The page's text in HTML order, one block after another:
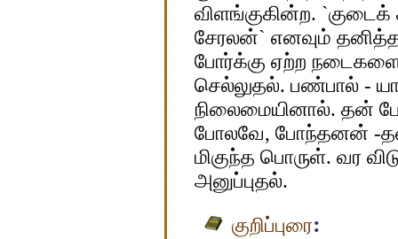
விளங்குகின்ற.
சேரலன்` எனவும்
போர்க்கு ஏற்ற
செல்லுதல். பண்பால் -
நிலைமையினால். தன்
போலவே, போந்தனன் -
மிகுந்த பொருள். வர
அனுப்புதல்.
குறிப்புரை: